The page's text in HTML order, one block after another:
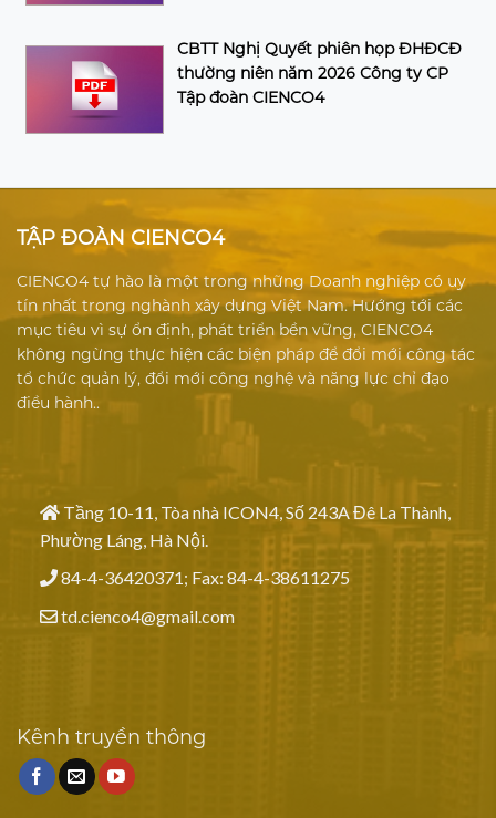
CBTT Nghị Quyết phiên họp ĐHĐCĐ
thường niên năm 2026 Công ty CP
Tập đoàn CIENCO4
TẬP ĐOÀN CIENCO4
CIENCO4 tự hào là một trong những Doanh nghiệp có uy
tín nhất trong nghành xây dựng Việt Nam. Hướng tới các
mục tiêu vì sự ổn định, phát triển bền vững, CIENCO4
không ngừng thực hiện các biện pháp để đổi mới công tác
tổ chức quản lý, đổi mới công nghệ và năng lực chỉ đạo
điều hành..
Tầng 10-11, Tòa nhà ICON4, Số 243A Đê La Thành,
Phường Láng, Hà Nội.
84-4-36420371; Fax: 84-4-38611275
td.cienco4@gmail.com
Kênh truyền thông